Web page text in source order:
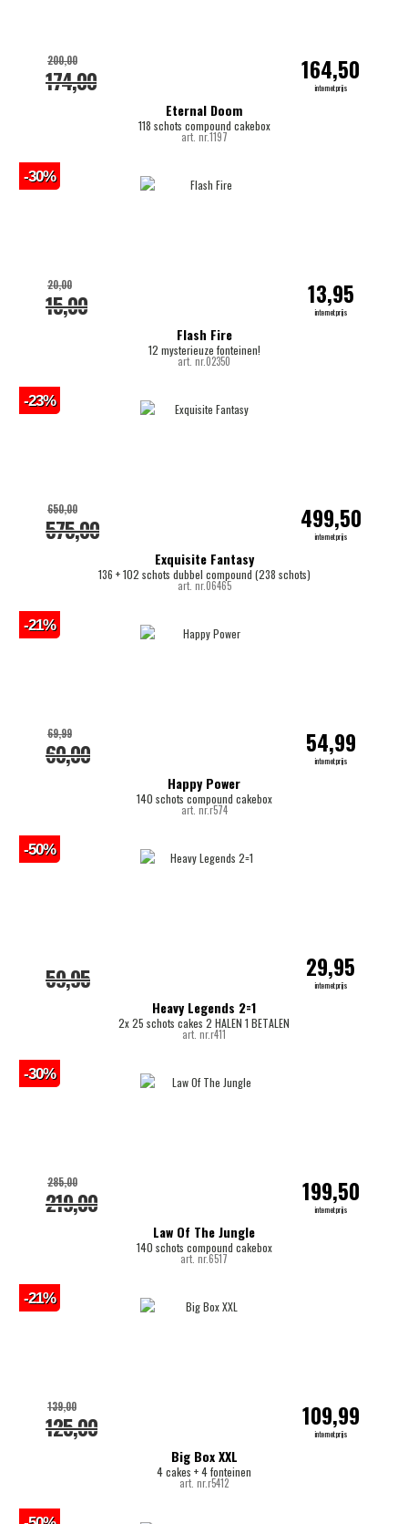
Eternal Doom
118 schots compound cakebox
art. nr.1197
174,00
200,00 164,50
internetprijs
Flash Fire
12 mysterieuze fonteinen!
art. nr.02350
15,00
20,00 13,95
internetprijs
-30%
Exquisite Fantasy
136 + 102 schots dubbel compound (238 schots)
art. nr.06465
575,00
650,00 499,50
internetprijs
-23%
Happy Power
140 schots compound cakebox
art. nr.r574
60,00
69,99 54,99
internetprijs
-21%
Heavy Legends 2=1
2x 25 schots cakes 2 HALEN 1 BETALEN
art. nr.r411
59,95 29,95
internetprijs
-50%
Law Of The Jungle
140 schots compound cakebox
art. nr.6517
219,00
285,00 199,50
internetprijs
-30%
Big Box XXL
4 cakes + 4 fonteinen
art. nr.r5412
125,00
139,00 109,99
internetprijs
-21%